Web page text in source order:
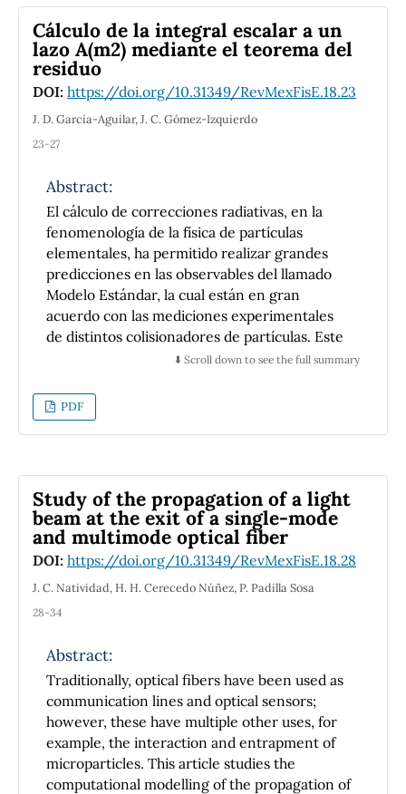
una densidad de fuerza. Nosotros seguimos
estas ideas para mostrar el origen de las
fuerzas eléctricas que surgen cuando una
barra de dieléctrico se introduce
parcialmente en un condensador de placas
paralelas, y el origen de las fuerzas
magnéticas que surgen en el caso de una
en un solenoide. Encontramos que estas
fuerzas tienen su origen en el cambio abrupto
en la permitividad y permeabilidad que
produce una diferencia de presiones en la
interface. Este enfoque nos permite analizar
las similitudes y diferencias entre ambos
casos. Los estudiantes no graduados y
graduados pueden adquirir una percepción
interesante sobre las fuerzas
electrostáticos y magnetostáticos en el vacío y
en la materia
Furthermore, it also has been found that
students still have some difficulties with
interference and diffraction after learning.
Cálculo de la integral escalar a un
lazo A(m2) mediante el teorema del
residuo
DOI: https://doi.org/10.31349/RevMexFisE.18.23
J. D. García-Aguilar, J. C. Gómez-Izquierdo
23-27
Abstract:
El cálculo de correcciones radiativas, en la
fenomenología de la física de partículas
elementales, ha permitido realizar grandes
predicciones en las observables del llamado
Modelo Estándar, la cual están en gran
acuerdo con las mediciones experimentales
de distintos colisionadores de partículas. Este
es un trabajo pedagógico en la cual se calcula
A\lrm2
aparece en los cálculos de correcciones
radiativas, en el esquema de regularización
dimensional. Como resultado principal, se
literatura) de calcular la integral escalar
mediante el Teorema del Residuo de variable
compleja. Adicionalmente se demuestra
mediante propiedades de la función Gamma la
equivalencia de ambos procedimientos.
⬇️ Scroll down to see the full summary
PDF
Study of the propagation of a light
beam at the exit of a single-mode
and multimode optical fiber
DOI: https://doi.org/10.31349/RevMexFisE.18.28
J. C. Natividad, H. H. Cerecedo Núñez, P. Padilla Sosa
28-34
Abstract:
Traditionally, optical fibers have been used as
communication lines and optical sensors;
however, these have multiple other uses, for
example, the interaction and entrapment of
microparticles. This article studies the
computational modelling of the propagation of